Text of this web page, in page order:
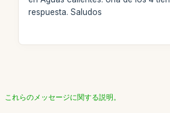
respuesta. Saludos
これらのメッセージに関する説明。